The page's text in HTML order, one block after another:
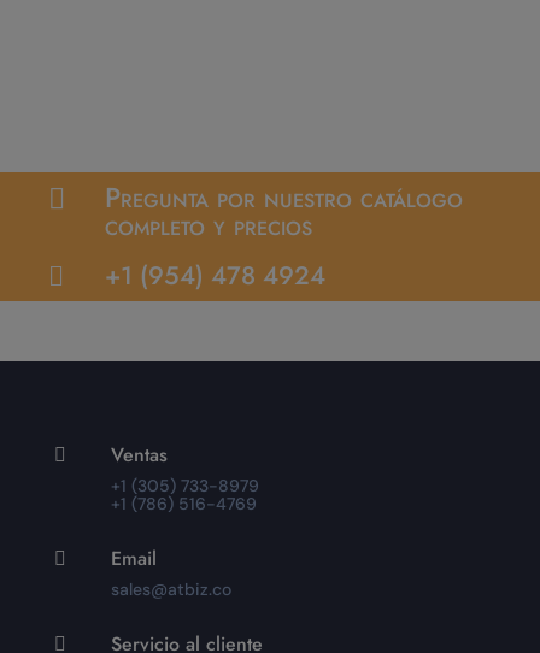
 Pregunta por nuestro catálogo
completo y precios
 +1 (954) 478 4924
 Ventas
+1 (305) 733-8979
+1 (786) 516-4769
 Email
sales@atbiz.co
 Servicio al cliente